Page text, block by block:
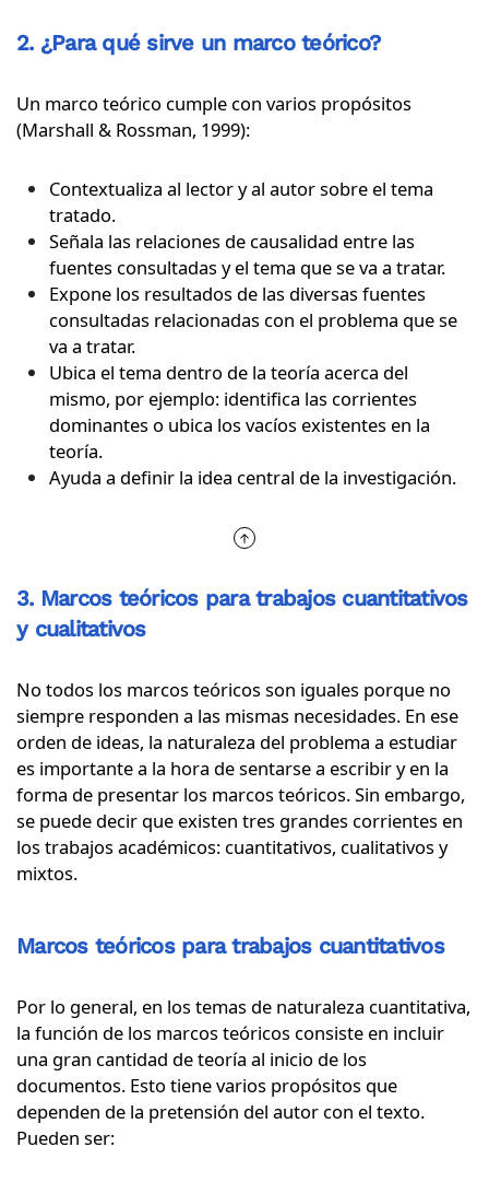
2. ¿Para qué sirve un marco teórico?
Un marco teórico cumple con varios propósitos
(Marshall & Rossman, 1999):
Contextualiza al lector y al autor sobre el tema
tratado.
Señala las relaciones de causalidad entre las
fuentes consultadas y el tema que se va a tratar.
Expone los resultados de las diversas fuentes
consultadas relacionadas con el problema que se
va a tratar.
Ubica el tema dentro de la teoría acerca del
mismo, por ejemplo: identifica las corrientes
dominantes o ubica los vacíos existentes en la
teoría.
Ayuda a definir la idea central de la investigación.
3. Marcos teóricos para trabajos cuantitativos
y cualitativos
No todos los marcos teóricos son iguales porque no
siempre responden a las mismas necesidades. En ese
orden de ideas, la naturaleza del problema a estudiar
es importante a la hora de sentarse a escribir y en la
forma de presentar los marcos teóricos. Sin embargo,
se puede decir que existen tres grandes corrientes en
los trabajos académicos: cuantitativos, cualitativos y
mixtos.
Marcos teóricos para trabajos cuantitativos
Por lo general, en los temas de naturaleza cuantitativa,
la función de los marcos teóricos consiste en incluir
una gran cantidad de teoría al inicio de los
documentos. Esto tiene varios propósitos que
dependen de la pretensión del autor con el texto.
Pueden ser: